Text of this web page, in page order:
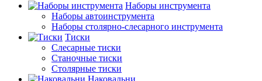
Наборы инструмента
Наборы автоинструмента
Наборы столярно-слесарного инструмента
Тиски
Слесарные тиски
Станочные тиски
Столярные тиски
Наковальни